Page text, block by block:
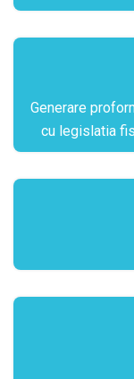
Generare
cu legislatia